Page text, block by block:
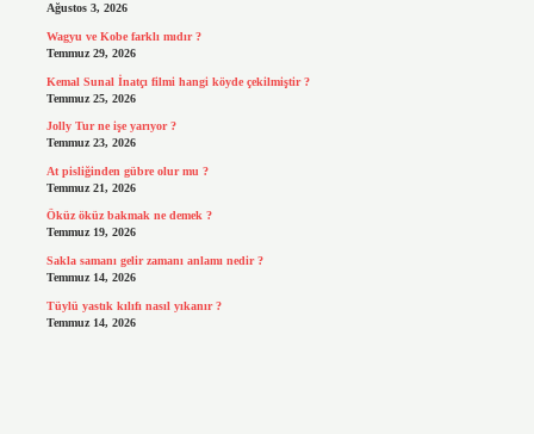
Ağustos 3, 2026
Wagyu ve Kobe farklı mıdır ?
Temmuz 29, 2026
Kemal Sunal İnatçı filmi hangi köyde çekilmiştir ?
Temmuz 25, 2026
Jolly Tur ne işe yarıyor ?
Temmuz 23, 2026
At pisliğinden gübre olur mu ?
Temmuz 21, 2026
Öküz öküz bakmak ne demek ?
Temmuz 19, 2026
Sakla samanı gelir zamanı anlamı nedir ?
Temmuz 14, 2026
Tüylü yastık kılıfı nasıl yıkanır ?
Temmuz 14, 2026